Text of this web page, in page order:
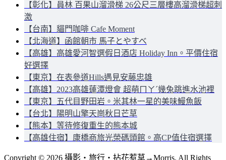
【彰化】員林 百果山溜滑梯 26公尺三層樓高溜滑梯超刺
激
【台南】貓門咖啡 Cafe Moment
【北海道】函館朝市 馬子とやすべ
【高雄】高雄愛河智選假日酒店 Holiday Inn。平價住宿
好選擇
【東京】在表參道Hills遇見安藤忠雄
【高雄】2023高雄蓮潭燈會 超萌ㄇㄚˊ幾兔跳進水池裡
【東京】五代目野田岩。米其林一星的美味鰻魚飯
【台北】陽明山擎天崗秋日芒草
【熊本】等待修復重生的熊本城
【高雄住宿】康橋商旅光榮碼頭館。高CP值住宿選擇
Copyright © 2026 攝影‧旅行‧拈花惹草→Morris. All Rights